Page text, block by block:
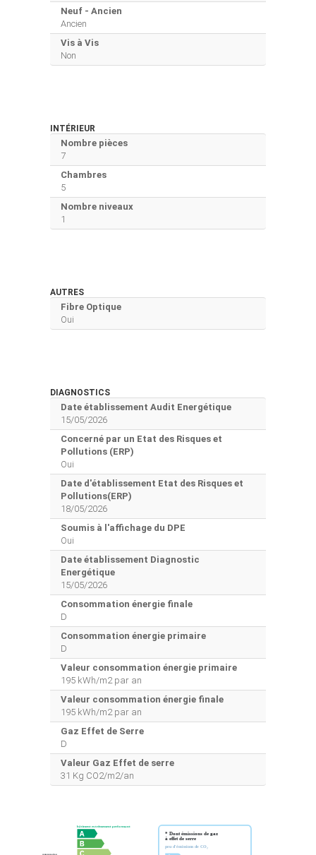
Neuf - Ancien
Ancien
Vis à Vis
Non
INTÉRIEUR
Nombre pièces
7
Chambres
5
Nombre niveaux
1
AUTRES
Fibre Optique
Oui
DIAGNOSTICS
Date établissement Audit Energétique
15/05/2026
Concerné par un Etat des Risques et
Pollutions (ERP)
Oui
Date d'établissement Etat des Risques et
Pollutions(ERP)
18/05/2026
Soumis à l'affichage du DPE
Oui
Date établissement Diagnostic
Energétique
15/05/2026
Consommation énergie finale
D
Consommation énergie primaire
D
Valeur consommation énergie primaire
195 kWh/m2 par an
Valeur consommation énergie finale
195 kWh/m2 par an
Gaz Effet de Serre
D
Valeur Gaz Effet de serre
31 Kg CO2/m2/an